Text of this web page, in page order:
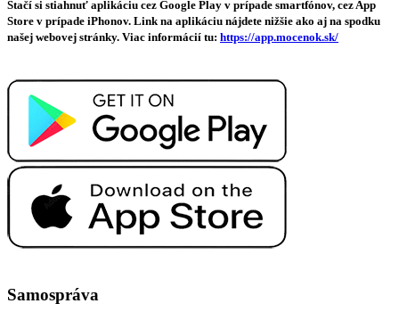
Stačí si stiahnuť aplikáciu cez Google Play v prípade smartfónov, cez App
Store v prípade iPhonov. Link na aplikáciu nájdete nižšie ako aj na spodku
našej webovej stránky. Viac informácií tu: https://app.mocenok.sk/
Samospráva